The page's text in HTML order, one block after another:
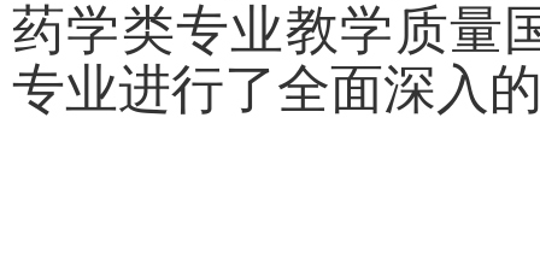
药学类专业教学质量
专业进行了全面深入